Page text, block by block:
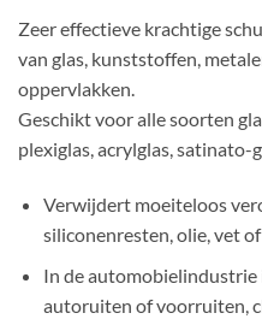
Zeer effectieve krachtige
van glas, kunststoffen,
oppervlakken.
Geschikt voor alle soorten
plexiglas, acrylglas, satinato-
Verwijdert moeiteloos
siliconenresten, olie, vet
In de
autoruiten of voorruiten,